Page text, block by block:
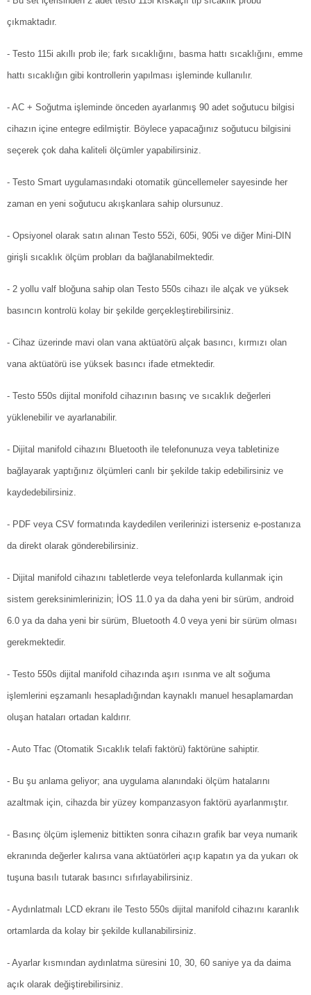
çıkmaktadır.
- Testo 115i akıllı prob ile; fark sıcaklığını, basma hattı sıcaklığını, emme
hattı sıcaklığın gibi kontrollerin yapılması işleminde kullanılır.
- AC + Soğutma işleminde önceden ayarlanmış 90 adet soğutucu bilgisi
cihazın içine entegre edilmiştir. Böylece yapacağınız soğutucu bilgisini
seçerek çok daha kaliteli ölçümler yapabilirsiniz.
- Testo Smart uygulamasındaki otomatik güncellemeler sayesinde her
zaman en yeni soğutucu akışkanlara sahip olursunuz.
- Opsiyonel olarak satın alınan Testo 552i, 605i, 905i ve diğer Mini-DIN
girişli sıcaklık ölçüm probları da bağlanabilmektedir.
- 2 yollu valf bloğuna sahip olan Testo 550s cihazı ile alçak ve yüksek
basıncın kontrolü kolay bir şekilde gerçekleştirebilirsiniz.
- Cihaz üzerinde mavi olan vana aktüatörü alçak basıncı, kırmızı olan
vana aktüatörü ise yüksek basıncı ifade etmektedir.
- Testo 550s dijital monifold cihazının basınç ve sıcaklık değerleri
yüklenebilir ve ayarlanabilir.
- Dijital manifold cihazını Bluetooth ile telefonunuza veya tabletinize
bağlayarak yaptığınız ölçümleri canlı bir şekilde takip edebilirsiniz ve
kaydedebilirsiniz.
- PDF veya CSV formatında kaydedilen verilerinizi isterseniz e-postanıza
da direkt olarak gönderebilirsiniz.
- Dijital manifold cihazını tabletlerde veya telefonlarda kullanmak için
sistem gereksinimlerinizin; İOS 11.0 ya da daha yeni bir sürüm, android
6.0 ya da daha yeni bir sürüm, Bluetooth 4.0 veya yeni bir sürüm olması
gerekmektedir.
- Testo 550s dijital manifold cihazında aşırı ısınma ve alt soğuma
işlemlerini eşzamanlı hesapladığından kaynaklı manuel hesaplamardan
oluşan hataları ortadan kaldırır.
- Auto Tfac (Otomatik Sıcaklık telafi faktörü) faktörüne sahiptir.
- Bu şu anlama geliyor; ana uygulama alanındaki ölçüm hatalarını
azaltmak için, cihazda bir yüzey kompanzasyon faktörü ayarlanmıştır.
- Basınç ölçüm işlemeniz bittikten sonra cihazın grafik bar veya numarik
ekranında değerler kalırsa vana aktüatörleri açıp kapatın ya da yukarı ok
tuşuna basılı tutarak basıncı sıfırlayabilirsiniz.
- Aydınlatmalı LCD ekranı ile Testo 550s dijital manifold cihazını karanlık
ortamlarda da kolay bir şekilde kullanabilirsiniz.
- Ayarlar kısmından aydınlatma süresini 10, 30, 60 saniye ya da daima
açık olarak değiştirebilirsiniz.